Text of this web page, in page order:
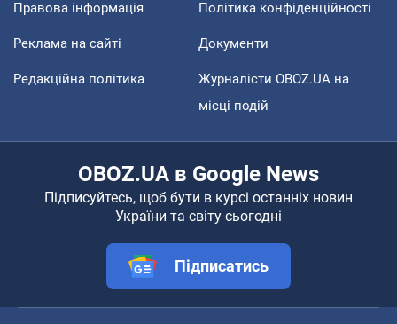
Правова інформація Політика конфіденційності
Реклама на сайті Документи
Редакційна політика
Журналісти OBOZ.UA на
місці подій
OBOZ.UA в Google News
Підписуйтесь, щоб бути в курсі останніх новин
України та світу сьогодні
Підписатись